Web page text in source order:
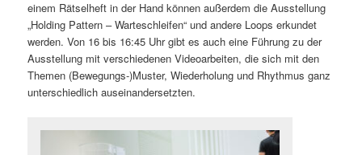
einem Rätselheft in der Hand können außerdem die Ausstellung
„Holding Pattern – Warteschleifen“ und andere Loops erkundet
werden. Von 16 bis 16:45 Uhr gibt es auch eine Führung zu der
Ausstellung mit verschiedenen Videoarbeiten, die sich mit den
Themen (Bewegungs-)Muster, Wiederholung und Rhythmus ganz
unterschiedlich auseinandersetzten.